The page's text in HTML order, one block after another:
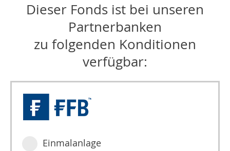
Dieser Fonds ist bei unseren
Partnerbanken
zu folgenden Konditionen
verfügbar:
Einmalanlage